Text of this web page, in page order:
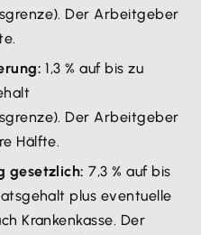
Der Arbeitgeber
1,3 % auf bis zu
Der Arbeitgeber
Hälfte.
gesetzlich: 7,3 % auf bis
plus eventuelle
Krankenkasse. Der